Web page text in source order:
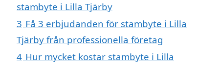
stambyte i Lilla Tjärby
3 Få 3 erbjudanden för stambyte i Lilla
Tjärby från professionella företag
4 Hur mycket kostar stambyte i Lilla